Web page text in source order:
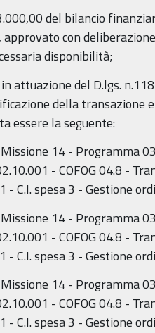
del bilancio
con
disponibilità;
attuazione del D.lgs.
della transazione
essere la seguente:
14 - Programma
- COFOG 04.8 -
- C.I. spesa 3 - Gestione
14 - Programma
- COFOG 04.8 -
- C.I. spesa 3 - Gestione
14 - Programma
- COFOG 04.8 -
- C.I. spesa 3 - Gestione